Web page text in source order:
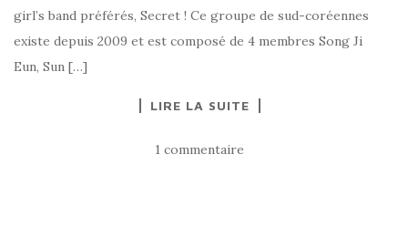
girl’s band préférés, Secret ! Ce groupe de sud-coréennes
existe depuis 2009 et est composé de 4 membres Song Ji
Eun, Sun […]
LIRE LA SUITE
1 commentaire